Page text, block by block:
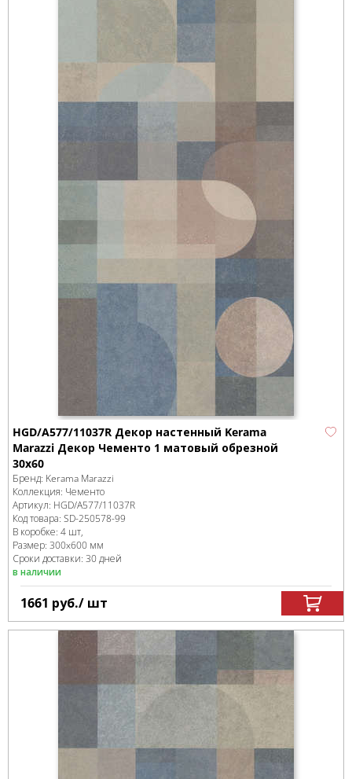
HGD/A577/11037R Декор настенный Kerama
Marazzi Декор Чементо 1 матовый обрезной
30x60
Бренд: Kerama Marazzi
Коллекция: Чементо
Артикул: HGD/A577/11037R
Код товара: SD-250578-99
В коробке: 4 шт,
Размер: 300x600 мм
Сроки доставки: 30 дней
в наличии
1661 руб./ шт